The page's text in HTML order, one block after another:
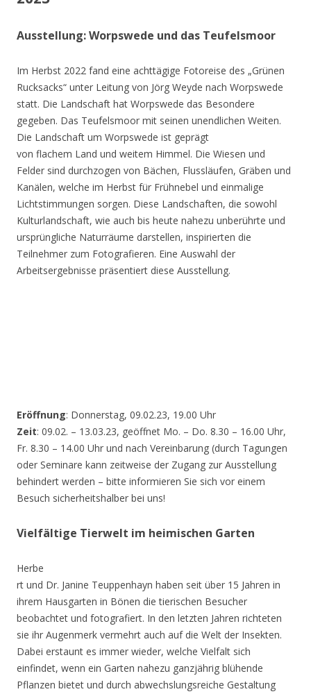
Ausstellung: Worpswede und das Teufelsmoor
Im Herbst 2022 fand eine achttägige Fotoreise des „Grünen
Rucksacks“ unter Leitung von Jörg Weyde nach Worpswede
statt. Die Landschaft hat Worpswede das Besondere
gegeben. Das Teufelsmoor mit seinen unendlichen Weiten.
Die Landschaft um Worpswede ist geprägt
von flachem Land und weitem Himmel. Die Wiesen und
Felder sind durchzogen von Bächen, Flussläufen, Gräben und
Kanälen, welche im Herbst für Frühnebel und einmalige
Lichtstimmungen sorgen. Diese Landschaften, die sowohl
Kulturlandschaft, wie auch bis heute nahezu unberührte und
ursprüngliche Naturräume darstellen, inspirierten die
Teilnehmer zum Fotografieren. Eine Auswahl der
Arbeitsergebnisse präsentiert diese Ausstellung.
Eröffnung: Donnerstag, 09.02.23, 19.00 Uhr
Zeit: 09.02. – 13.03.23, geöffnet Mo. – Do. 8.30 – 16.00 Uhr,
Fr. 8.30 – 14.00 Uhr und nach Vereinbarung (durch Tagungen
oder Seminare kann zeitweise der Zugang zur Ausstellung
behindert werden – bitte informieren Sie sich vor einem
Besuch sicherheitshalber bei uns!
Vielfältige Tierwelt im heimischen Garten
Herbe
rt und Dr. Janine Teuppenhayn haben seit über 15 Jahren in
ihrem Hausgarten in Bönen die tierischen Besucher
beobachtet und fotografiert. In den letzten Jahren richteten
sie ihr Augenmerk vermehrt auch auf die Welt der Insekten.
Dabei erstaunt es immer wieder, welche Vielfalt sich
einfindet, wenn ein Garten nahezu ganzjährig blühende
Pflanzen bietet und durch abwechslungsreiche Gestaltung